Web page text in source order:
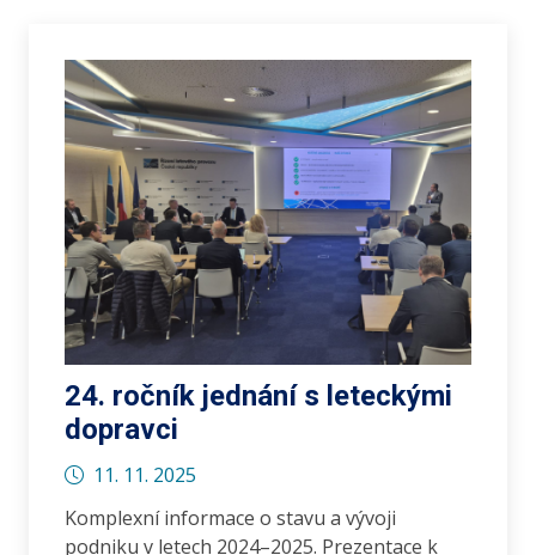
24. ročník jednání s leteckými
dopravci
11. 11. 2025
Komplexní informace o stavu a vývoji
podniku v letech 2024–2025. Prezentace k